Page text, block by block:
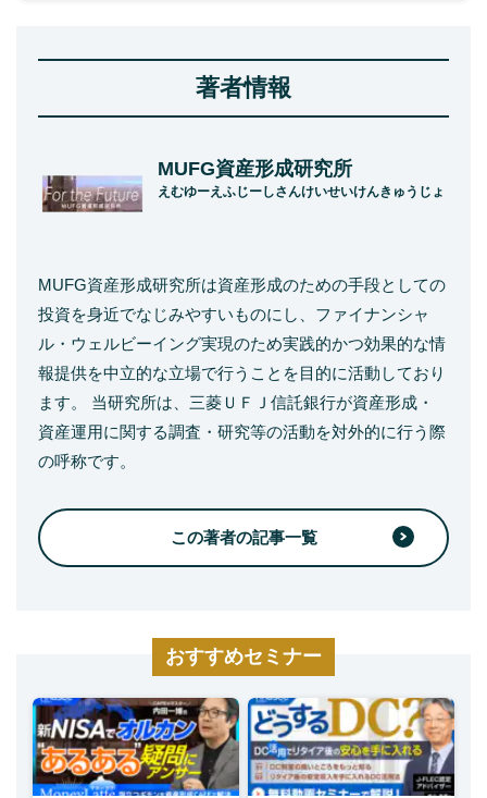
著者情報
MUFG資産形成研究所
えむゆーえふじーしさんけいせいけんきゅうじょ
MUFG資産形成研究所は資産形成のための手段としての
投資を身近でなじみやすいものにし、ファイナンシャ
ル・ウェルビーイング実現のため実践的かつ効果的な情
報提供を中立的な立場で行うことを目的に活動しており
ます。 当研究所は、三菱ＵＦＪ信託銀行が資産形成・
資産運用に関する調査・研究等の活動を対外的に行う際
の呼称です。
この著者の記事一覧
おすすめセミナー